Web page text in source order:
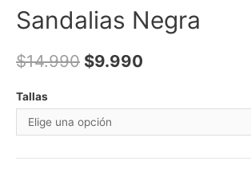
Sandalias Negra
$14.990 $9.990
Tallas